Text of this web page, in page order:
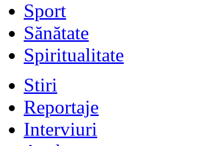
Sport
Sănătate
Spiritualitate
Stiri
Reportaje
Interviuri